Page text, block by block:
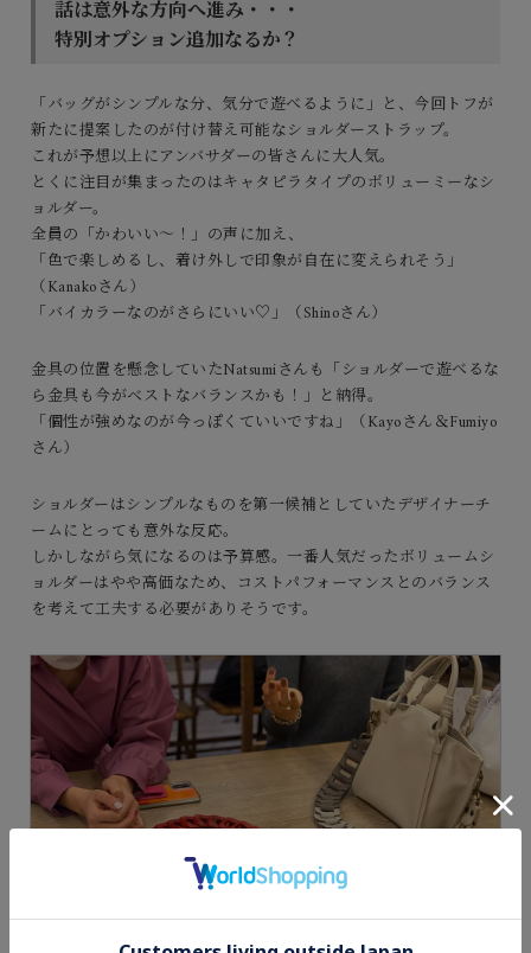
話は意外な方向へ進み・・・
特別オプション追加なるか？
「バッグがシンプルな分、気分で遊べるように」と、今回トフが
新たに提案したのが付け替え可能なショルダーストラップ。
これが予想以上にアンバサダーの皆さんに大人気。
とくに注目が集まったのはキャタピラタイプのボリューミーなシ
ョルダー。
全員の「かわいい〜！」の声に加え、
「色で楽しめるし、着け外しで印象が自在に変えられそう」
（Kanakoさん）
「バイカラーなのがさらにいい♡」（Shinoさん）
金具の位置を懸念していたNatsumiさんも「ショルダーで遊べるな
ら金具も今がベストなバランスかも！」と納得。
「個性が強めなのが今っぽくていいですね」（Kayoさん＆Fumiyo
さん）
ショルダーはシンプルなものを第一候補としていたデザイナーチ
ームにとっても意外な反応。
しかしながら気になるのは予算感。一番人気だったボリュームシ
ョルダーはやや高価なため、コストパフォーマンスとのバランス
を考えて工夫する必要がありそうです。